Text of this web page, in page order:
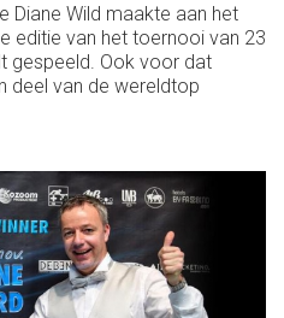
Diane Wild maakte aan het
editie van het toernooi van 23
gespeeld. Ook voor dat
deel van de wereldtop